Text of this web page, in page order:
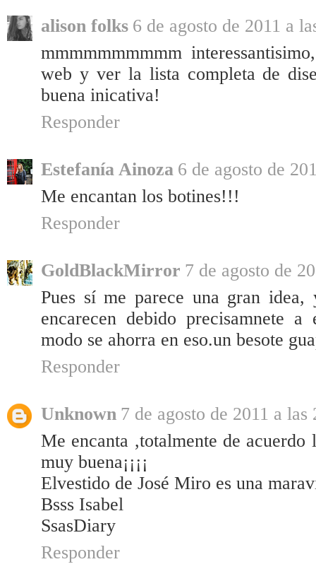
alison folks 6 de agosto de 2011 a
mmmmmmmmmm
web y ver la lista completa de
buena inicativa!
Responder
Estefanía Ainoza 6 de agosto de
Me encantan los botines!!!
Responder
GoldBlackMirror 7 de agosto de
Pues sí me parece una gran idea,
encarecen debido precisamnete
modo se ahorra en eso.un besote
Responder
Unknown 7 de agosto de 2011 a las
Me encanta ,totalmente de
muy buena¡¡¡¡
Elvestido de José Miro es una
Bsss Isabel
SsasDiary
Responder